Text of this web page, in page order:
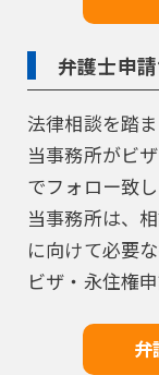
弁護士申
法律相談を踏
当事務所がビ
でフォロー致し
当事務所は、
に向けて必要
ビザ・永住権
弁